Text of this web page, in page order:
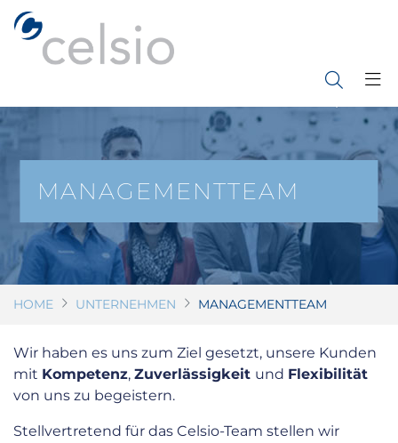
Direkt
zum
MANAGEMENTTEAM
HOME UNTERNEHMEN MANAGEMENTTEAM
Wir haben es uns zum Ziel gesetzt, unsere Kunden
mit Kompetenz, Zuverlässigkeit und Flexibilität
von uns zu begeistern.
Stellvertretend für das Celsio-Team stellen wir